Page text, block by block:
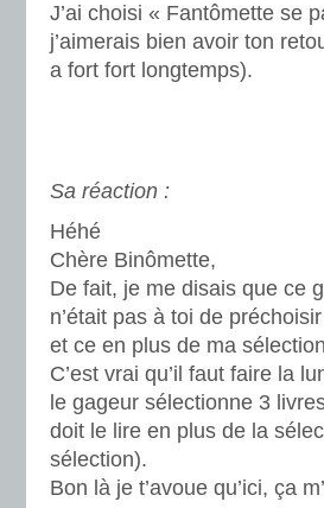
J’ai choisi « Fantômette se
j’aimerais bien avoir ton
a fort fort longtemps).
Sa réaction :
Héhé
Chère Binômette,
De fait, je me disais que ce
n’était pas à toi de
et ce en plus de ma sélection
C’est vrai qu’il faut faire la
le gageur sélectionne 3
doit le lire en plus de la
sélection).
Bon là je t’avoue qu’ici, ça